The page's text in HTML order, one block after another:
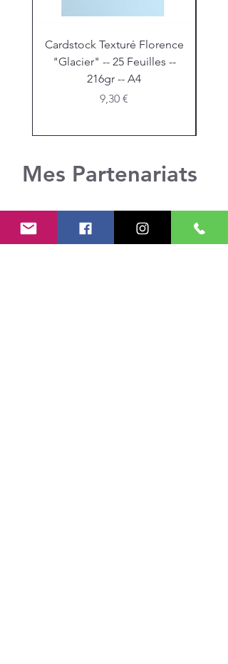
Cardstock Texturé Florence
"Glacier" -- 25 Feuilles --
216gr -- A4
Prix
9,30 €
Mes Partenariats